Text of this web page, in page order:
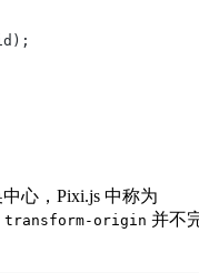
心，Pixi.js 中称为
transform-origin 并不